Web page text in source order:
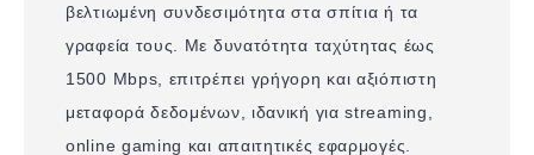
βελτιωμένη συνδεσιμότητα στα σπίτια ή τα
γραφεία τους. Με δυνατότητα ταχύτητας έως
1500 Mbps, επιτρέπει γρήγορη και αξιόπιστη
μεταφορά δεδομένων, ιδανική για streaming,
online gaming και απαιτητικές εφαρμογές.